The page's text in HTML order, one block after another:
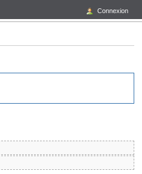
Connexion